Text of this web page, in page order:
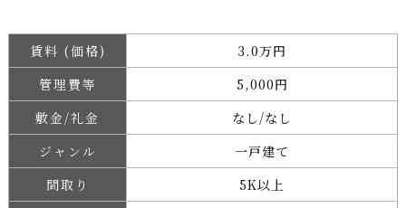
賃料 (価格)
3.0万円
管理費等
5,000円
敷金/礼金
なし/なし
ジャンル
一戸建て
間取り
5K以上